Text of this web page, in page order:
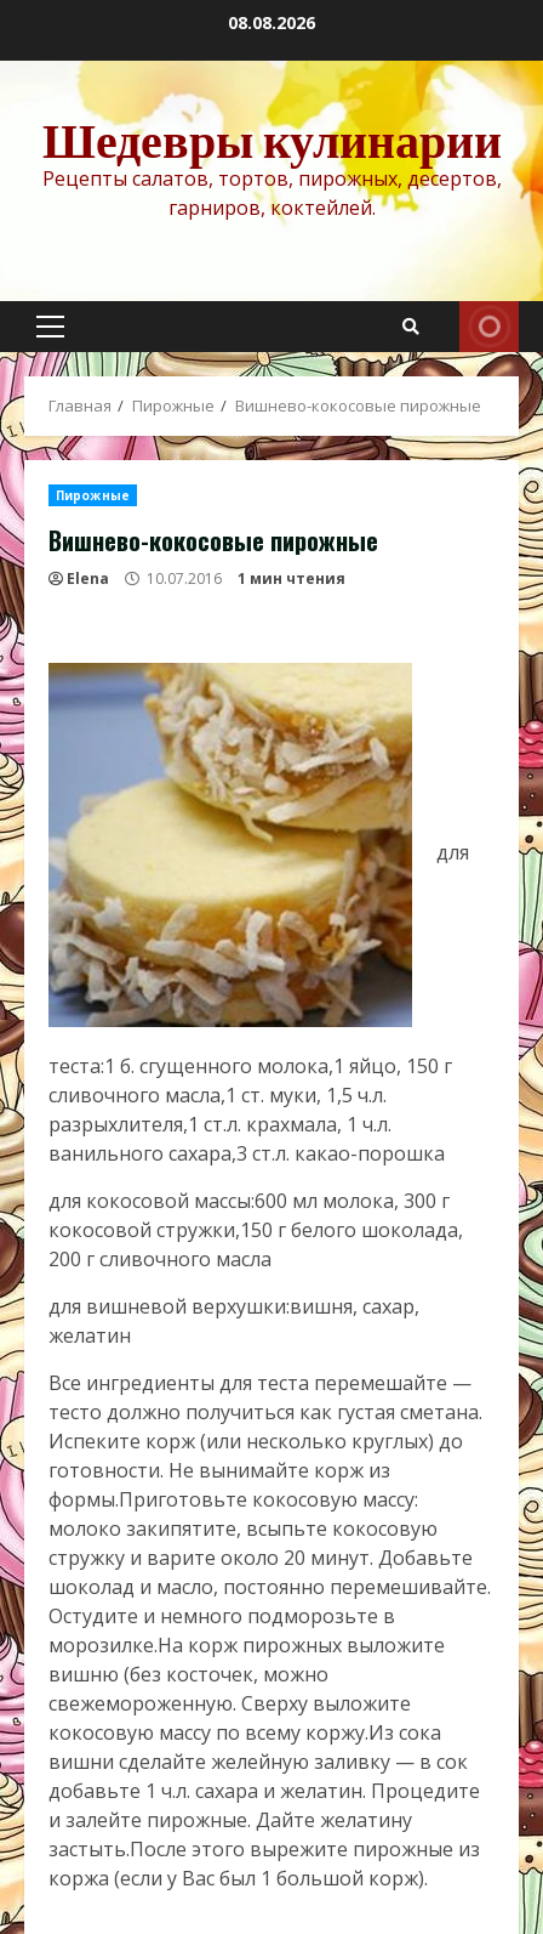
содержимому
08.08.2026
Шедевры кулинарии
Рецепты салатов, тортов, пирожных, десертов,
гарниров, коктейлей.
Основное
меню
Главная Пирожные Вишнево-кокосовые пирожные
Пирожные
Вишнево-кокосовые пирожные
Elena 10.07.2016 1 мин чтения
для
теста:1 б. сгущенного молока,1 яйцо, 150 г
сливочного масла,1 ст. муки, 1,5 ч.л.
разрыхлителя,1 ст.л. крахмала, 1 ч.л.
ванильного сахара,3 ст.л. какао-порошка
для кокосовой массы:600 мл молока, 300 г
кокосовой стружки,150 г белого шоколада,
200 г сливочного масла
для вишневой верхушки:вишня, сахар,
желатин
Все ингредиенты для теста перемешайте —
тесто должно получиться как густая сметана.
Испеките корж (или несколько круглых) до
готовности. Не вынимайте корж из
формы.Приготовьте кокосовую массу:
молоко закипятите, всыпьте кокосовую
стружку и варите около 20 минут. Добавьте
шоколад и масло, постоянно перемешивайте.
Остудите и немного подморозьте в
морозилке.На корж пирожных выложите
вишню (без косточек, можно
свежемороженную. Сверху выложите
кокосовую массу по всему коржу.Из сока
вишни сделайте желейную заливку — в сок
добавьте 1 ч.л. сахара и желатин. Процедите
и залейте пирожные. Дайте желатину
застыть.После этого вырежите пирожные из
коржа (если у Вас был 1 большой корж).